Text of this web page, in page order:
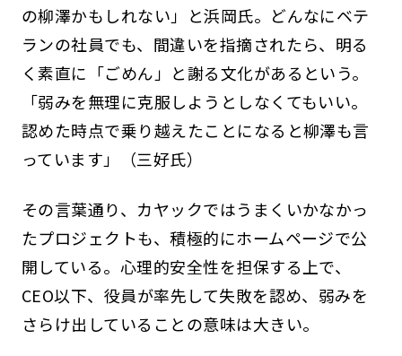
の柳澤かもしれない」と浜岡氏。どんなにベテ
ランの社員でも、間違いを指摘されたら、明る
く素直に「ごめん」と謝る文化があるという。
「弱みを無理に克服しようとしなくてもいい。
認めた時点で乗り越えたことになると柳澤も言
っています」（三好氏）
その言葉通り、カヤックではうまくいかなかっ
たプロジェクトも、積極的にホームページで公
開している。心理的安全性を担保する上で、
CEO以下、役員が率先して失敗を認め、弱みを
さらけ出していることの意味は大きい。